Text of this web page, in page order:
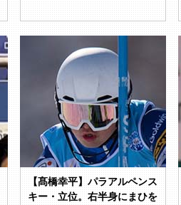
【髙橋幸平】パラアルペンス
キー・立位。右半身にまひを